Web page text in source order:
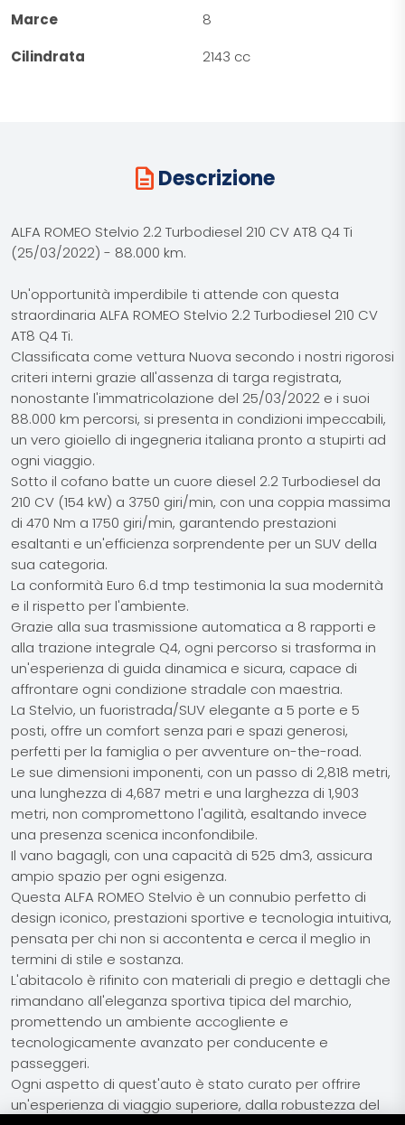
Marce
8
Cilindrata
2143 cc
descriptionDescrizione
ALFA ROMEO Stelvio 2.2 Turbodiesel 210 CV AT8 Q4 Ti
(25/03/2022) - 88.000 km.
Un'opportunità imperdibile ti attende con questa
straordinaria ALFA ROMEO Stelvio 2.2 Turbodiesel 210 CV
AT8 Q4 Ti.
Classificata come vettura Nuova secondo i nostri rigorosi
criteri interni grazie all'assenza di targa registrata,
nonostante l'immatricolazione del 25/03/2022 e i suoi
88.000 km percorsi, si presenta in condizioni impeccabili,
un vero gioiello di ingegneria italiana pronto a stupirti ad
ogni viaggio.
Sotto il cofano batte un cuore diesel 2.2 Turbodiesel da
210 CV (154 kW) a 3750 giri/min, con una coppia massima
di 470 Nm a 1750 giri/min, garantendo prestazioni
esaltanti e un'efficienza sorprendente per un SUV della
sua categoria.
La conformità Euro 6.d tmp testimonia la sua modernità
e il rispetto per l'ambiente.
Grazie alla sua trasmissione automatica a 8 rapporti e
alla trazione integrale Q4, ogni percorso si trasforma in
un'esperienza di guida dinamica e sicura, capace di
affrontare ogni condizione stradale con maestria.
La Stelvio, un fuoristrada/SUV elegante a 5 porte e 5
posti, offre un comfort senza pari e spazi generosi,
perfetti per la famiglia o per avventure on-the-road.
Le sue dimensioni imponenti, con un passo di 2,818 metri,
una lunghezza di 4,687 metri e una larghezza di 1,903
metri, non compromettono l'agilità, esaltando invece
una presenza scenica inconfondibile.
Il vano bagagli, con una capacità di 525 dm3, assicura
ampio spazio per ogni esigenza.
Questa ALFA ROMEO Stelvio è un connubio perfetto di
design iconico, prestazioni sportive e tecnologia intuitiva,
pensata per chi non si accontenta e cerca il meglio in
termini di stile e sostanza.
L'abitacolo è rifinito con materiali di pregio e dettagli che
rimandano all'eleganza sportiva tipica del marchio,
promettendo un ambiente accogliente e
tecnologicamente avanzato per conducente e
passeggeri.
Ogni aspetto di quest'auto è stato curato per offrire
un'esperienza di viaggio superiore, dalla robustezza del